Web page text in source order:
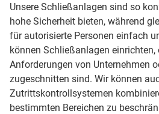
Unsere Schließanlagen sind so
hohe Sicherheit bieten, während
für autorisierte Personen einfach
können Schließanlagen
Anforderungen von Unternehmen
zugeschnitten sind. Wir können
Zutrittskontrollsystemen
bestimmten Bereichen zu